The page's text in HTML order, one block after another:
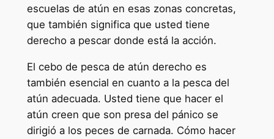
escuelas de atún en esas zonas concretas,
que también significa que usted tiene
derecho a pescar donde está la acción.
El cebo de pesca de atún derecho es
también esencial en cuanto a la pesca del
atún adecuada. Usted tiene que hacer el
atún creen que son presa del pánico se
dirigió a los peces de carnada. Cómo hacer